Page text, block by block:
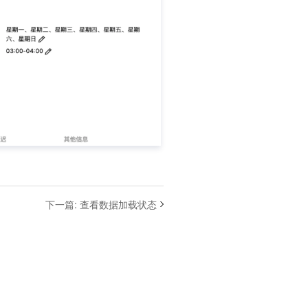
下一篇: 查看数据加载状态